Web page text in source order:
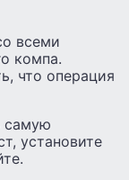
всеми
компа.
что операция
самую
установите